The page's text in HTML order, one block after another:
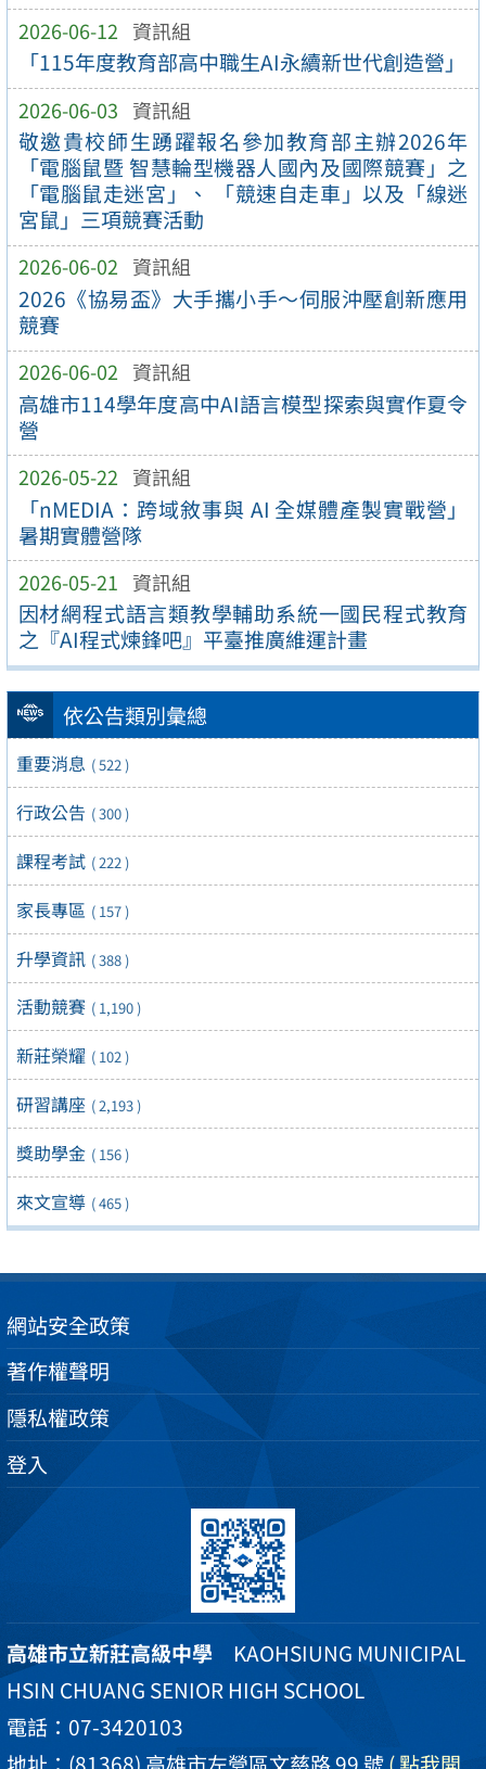
2026-06-12 資訊組
「115年度教育部高中職生AI永續新世代創造營」
2026-06-03 資訊組
敬邀貴校師生踴躍報名參加教育部主辦2026年
「電腦鼠暨 智慧輪型機器人國內及國際競賽」之
「電腦鼠走迷宮」、 「競速自走車」以及「線迷
宮鼠」三項競賽活動
2026-06-02 資訊組
2026《協易盃》大手攜小手～伺服沖壓創新應用
競賽
2026-06-02 資訊組
高雄市114學年度高中AI語言模型探索與實作夏令
營
2026-05-22 資訊組
「nMEDIA：跨域敘事與 AI 全媒體產製實戰營」
暑期實體營隊
2026-05-21 資訊組
因材網程式語言類教學輔助系統一國民程式教育
之『AI程式煉鋒吧』平臺推廣維運計畫
依公告類別彙總
重要消息 ( 522 )
行政公告 ( 300 )
課程考試 ( 222 )
家長專區 ( 157 )
升學資訊 ( 388 )
活動競賽 ( 1,190 )
新莊榮耀 ( 102 )
研習講座 ( 2,193 )
獎助學金 ( 156 )
來文宣導 ( 465 )
網站安全政策
著作權聲明
隱私權政策
登入
高雄市立新莊高級中學 KAOHSIUNG MUNICIPAL
HSIN CHUANG SENIOR HIGH SCHOOL
電話：07-3420103